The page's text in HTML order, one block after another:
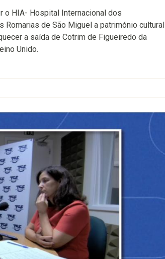
o HIA- Hospital Internacional dos
Romarias de São Miguel a património cultural
a saída de Cotrim de Figueiredo da
Unido.